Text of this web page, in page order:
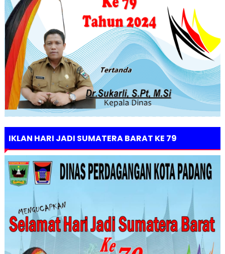
IKLAN HARI JADI SUMATERA BARAT KE 79